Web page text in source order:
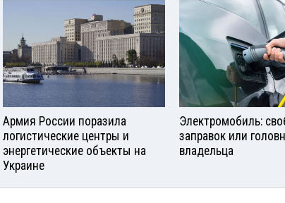
Армия России поразила
логистические центры и
энергетические объекты на
Украине
Электромобиль:
заправок или
владельца